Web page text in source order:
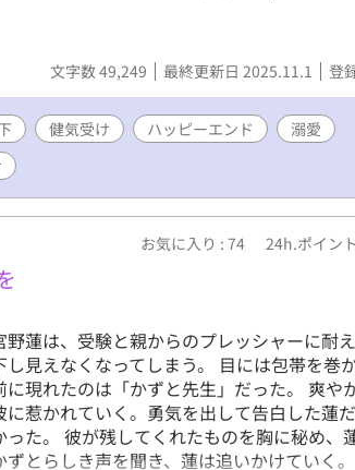
文字数 49,249 最終更新日 2025.11.1 登
健気受け ハッピーエンド
溺愛
お気に入り : 74 24h.ポイン
蓮は、受験と親からのプレッシャーに耐
し見えなくなってしまう。 目には包帯を巻
現れたのは「かずと先生」だった。 爽や
惹かれていく。勇気を出して告白した蓮
た。 彼が残してくれたものを胸に秘め、
とらしき声を聞き、蓮は追いかけていく